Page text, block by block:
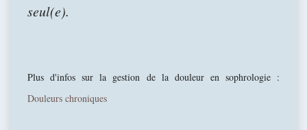
seul(e).
Plus d'infos sur la gestion de la douleur en sophrologie :
Douleurs chroniques